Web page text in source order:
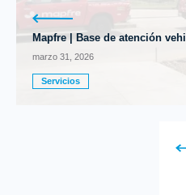
Mapfre | Base de atención
marzo 31, 2026
Servicios